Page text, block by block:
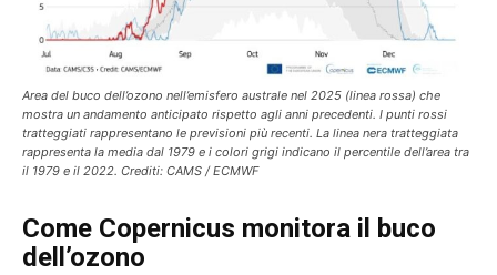
Area del buco dell’ozono nell’emisfero australe nel 2025 (linea rossa) che
mostra un andamento anticipato rispetto agli anni precedenti. I punti rossi
tratteggiati rappresentano le previsioni più recenti. La linea nera tratteggiata
rappresenta la media dal 1979 e i colori grigi indicano il percentile dell’area tra
il 1979 e il 2022. Crediti: CAMS / ECMWF
Come Copernicus monitora il buco
dell’ozono